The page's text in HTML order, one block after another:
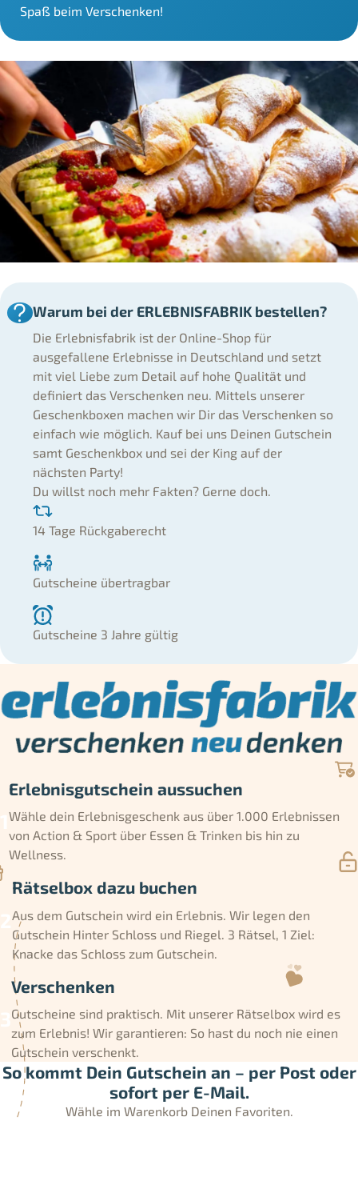
Spaß beim Verschenken!
Warum bei der ERLEBNISFABRIK bestellen?
Die Erlebnisfabrik ist der Online-Shop für
ausgefallene Erlebnisse in Deutschland und setzt
mit viel Liebe zum Detail auf hohe Qualität und
definiert das Verschenken neu. Mittels unserer
Geschenkboxen machen wir Dir das Verschenken so
einfach wie möglich. Kauf bei uns Deinen Gutschein
samt Geschenkbox und sei der King auf der
nächsten Party!
Du willst noch mehr Fakten? Gerne doch.
14 Tage Rückgaberecht
Gutscheine übertragbar
Gutscheine 3 Jahre gültig
Erlebnisgutschein aussuchen
Wähle dein Erlebnisgeschenk aus über 1.000 Erlebnissen
von Action & Sport über Essen & Trinken bis hin zu
Wellness.
Rätselbox dazu buchen
Aus dem Gutschein wird ein Erlebnis. Wir legen den
Gutschein Hinter Schloss und Riegel. 3 Rätsel, 1 Ziel:
Knacke das Schloss zum Gutschein.
Verschenken
Gutscheine sind praktisch. Mit unserer Rätselbox wird es
zum Erlebnis! Wir garantieren: So hast du noch nie einen
Gutschein verschenkt.
So kommt Dein Gutschein an – per Post oder
sofort per E-Mail.
Wähle im Warenkorb Deinen Favoriten.